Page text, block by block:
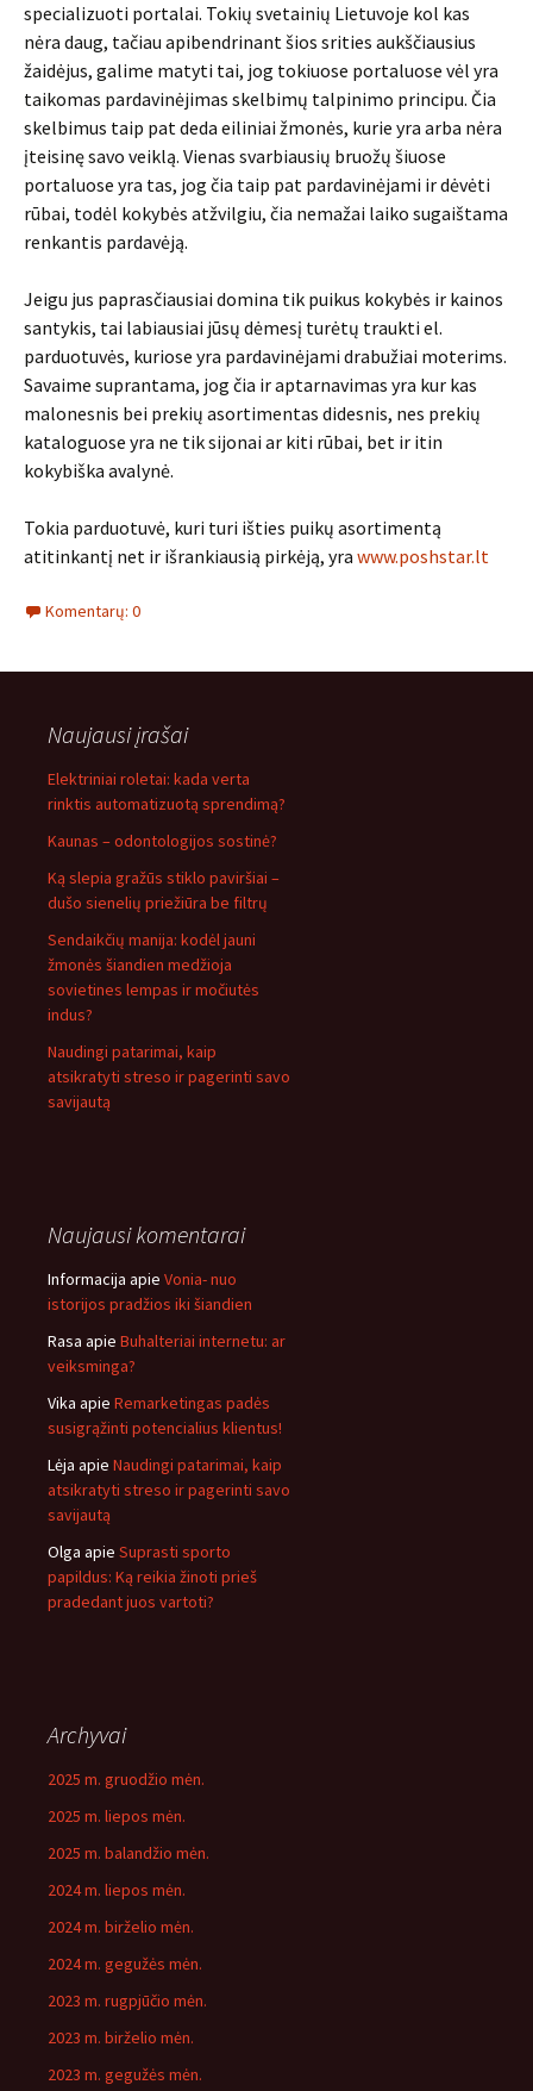
specializuoti portalai. Tokių svetainių Lietuvoje kol kas
nėra daug, tačiau apibendrinant šios srities aukščiausius
žaidėjus, galime matyti tai, jog tokiuose portaluose vėl yra
taikomas pardavinėjimas skelbimų talpinimo principu. Čia
skelbimus taip pat deda eiliniai žmonės, kurie yra arba nėra
įteisinę savo veiklą. Vienas svarbiausių bruožų šiuose
portaluose yra tas, jog čia taip pat pardavinėjami ir dėvėti
rūbai, todėl kokybės atžvilgiu, čia nemažai laiko sugaištama
renkantis pardavėją.
Jeigu jus paprasčiausiai domina tik puikus kokybės ir kainos
santykis, tai labiausiai jūsų dėmesį turėtų traukti el.
parduotuvės, kuriose yra pardavinėjami drabužiai moterims.
Savaime suprantama, jog čia ir aptarnavimas yra kur kas
malonesnis bei prekių asortimentas didesnis, nes prekių
kataloguose yra ne tik sijonai ar kiti rūbai, bet ir itin
kokybiška avalynė.
Tokia parduotuvė, kuri turi išties puikų asortimentą
atitinkantį net ir išrankiausią pirkėją, yra www.poshstar.lt
Komentarų: 0
Naujausi įrašai
Elektriniai roletai: kada verta
rinktis automatizuotą sprendimą?
Kaunas – odontologijos sostinė?
Ką slepia gražūs stiklo paviršiai –
dušo sienelių priežiūra be filtrų
Sendaikčių manija: kodėl jauni
žmonės šiandien medžioja
sovietines lempas ir močiutės
indus?
Naudingi patarimai, kaip
atsikratyti streso ir pagerinti savo
savijautą
Naujausi komentarai
Informacija apie Vonia- nuo
istorijos pradžios iki šiandien
Rasa apie Buhalteriai internetu: ar
veiksminga?
Vika apie Remarketingas padės
susigrąžinti potencialius klientus!
Lėja apie Naudingi patarimai, kaip
atsikratyti streso ir pagerinti savo
savijautą
Olga apie Suprasti sporto
papildus: Ką reikia žinoti prieš
pradedant juos vartoti?
Archyvai
2025 m. gruodžio mėn.
2025 m. liepos mėn.
2025 m. balandžio mėn.
2024 m. liepos mėn.
2024 m. birželio mėn.
2024 m. gegužės mėn.
2023 m. rugpjūčio mėn.
2023 m. birželio mėn.
2023 m. gegužės mėn.